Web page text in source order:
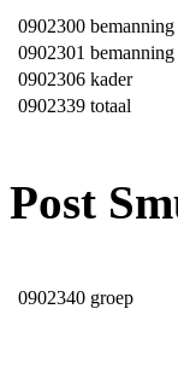
0902300 bemanning
0902301
0902306 kader
0902339 totaal
Post
0902340 groep